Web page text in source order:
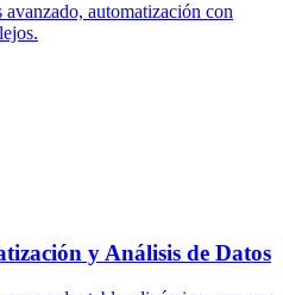
automatización con
y Análisis de Datos